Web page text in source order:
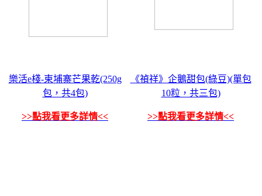
樂活e棧-柬埔寨芒果乾(250g
包，共4包)
>>點我看更多詳情<<
《禎祥》企鵝甜包(綠豆)(單包
10粒，共三包)
>>點我看更多詳情<<